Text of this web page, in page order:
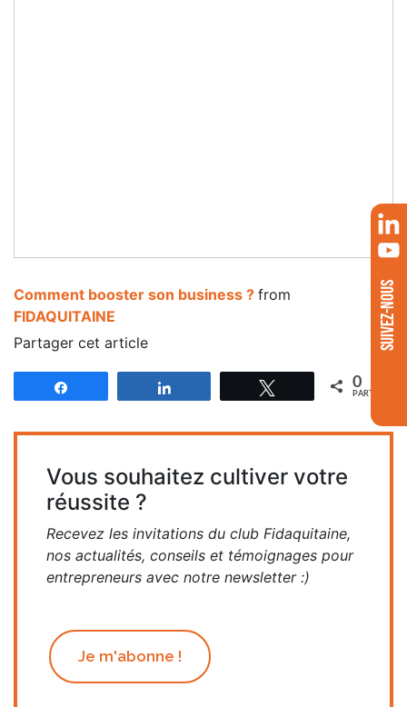
Comment booster son business ? from
FIDAQUITAINE
Partager cet article
Tweetez 0
PARTAGES
Vous souhaitez cultiver votre
réussite ?
Recevez les invitations du club Fidaquitaine,
nos actualités, conseils et témoignages pour
entrepreneurs avec notre newsletter :)
Je m'abonne !
SUIVEZ-NOUS